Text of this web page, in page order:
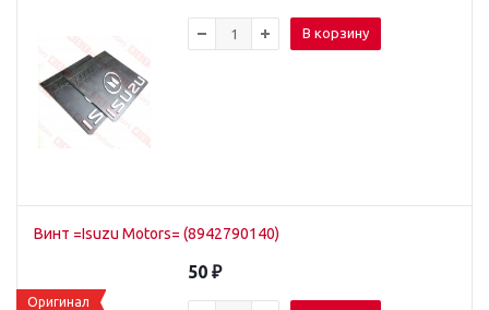
В корзину
Винт =Isuzu Motors= (8942790140)
Оригинал
50 ₽